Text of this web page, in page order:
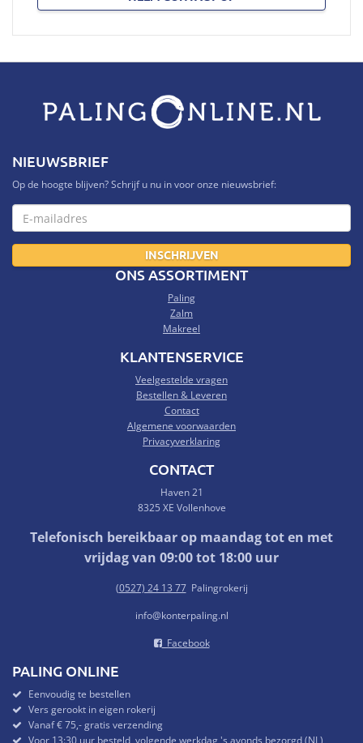
NIEUWSBRIEF
Op de hoogte blijven? Schrijf u nu in voor onze nieuwsbrief:
ONS ASSORTIMENT
Paling
Zalm
Makreel
KLANTENSERVICE
Veelgestelde vragen
Bestellen & Leveren
Contact
Algemene voorwaarden
Privacyverklaring
CONTACT
Haven 21
8325 XE Vollenhove
Telefonisch bereikbaar op maandag tot en met
vrijdag van 09:00 tot 18:00 uur
(0527) 24 13 77Palingrokerij
info@konterpaling.nl
Facebook
PALING ONLINE
Eenvoudig te bestellen
Vers gerookt in eigen rokerij
Vanaf € 75,- gratis verzending